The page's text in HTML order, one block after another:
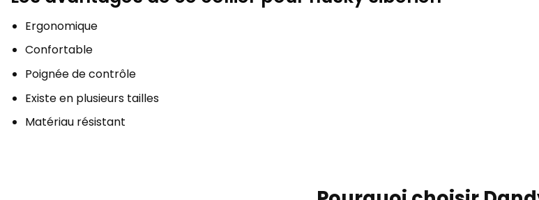
Ergonomique
Confortable
Poignée de contrôle
Existe en plusieurs tailles
Matériau résistant